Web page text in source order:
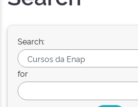
Search:
for